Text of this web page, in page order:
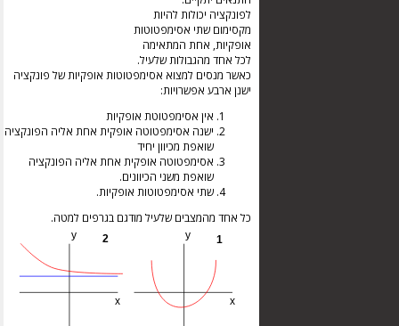
לפונקציה יכולות להיות
מקסימום שתי אסימפטוטות
אופקיות, אחת המתאימה
לכל אחד מהגבולות שלעיל.
כאשר מנסים למצוא אסימפטוטות אופקיות של פונקציה
ישנן ארבע אפשרויות:
אין אסימפטוטת אופקיות
ישנה אסימפטוטה אופקית אחת אליה הפונקציה
שואפת מכיוון יחיד
אסימפטוטה אופקית אחת אליה הפונקציה
שואפת משני הכיוונים.
שתי אסימפטוטות אופקיות.
כל אחד מהמצבים שלעיל מודגם בגרפים למטה.